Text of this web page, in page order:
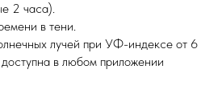
2 часа).
в тени.
лучей при УФ-индексе от 6
в любом приложении